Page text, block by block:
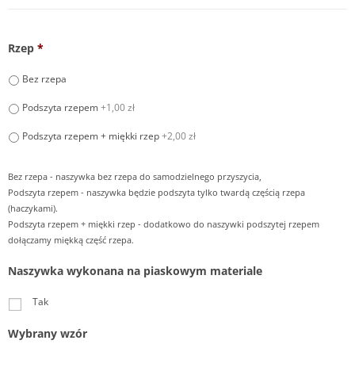
Rzep *
Bez rzepa
Podszyta rzepem+1,00 zł
Podszyta rzepem + miękki rzep+2,00 zł
Bez rzepa - naszywka bez rzepa do samodzielnego przyszycia,
Podszyta rzepem - naszywka będzie podszyta tylko twardą częścią rzepa
(haczykami).
Podszyta rzepem + miękki rzep - dodatkowo do naszywki podszytej rzepem
dołączamy miękką część rzepa.
Naszywka wykonana na piaskowym materiale
Tak
Wybrany wzór